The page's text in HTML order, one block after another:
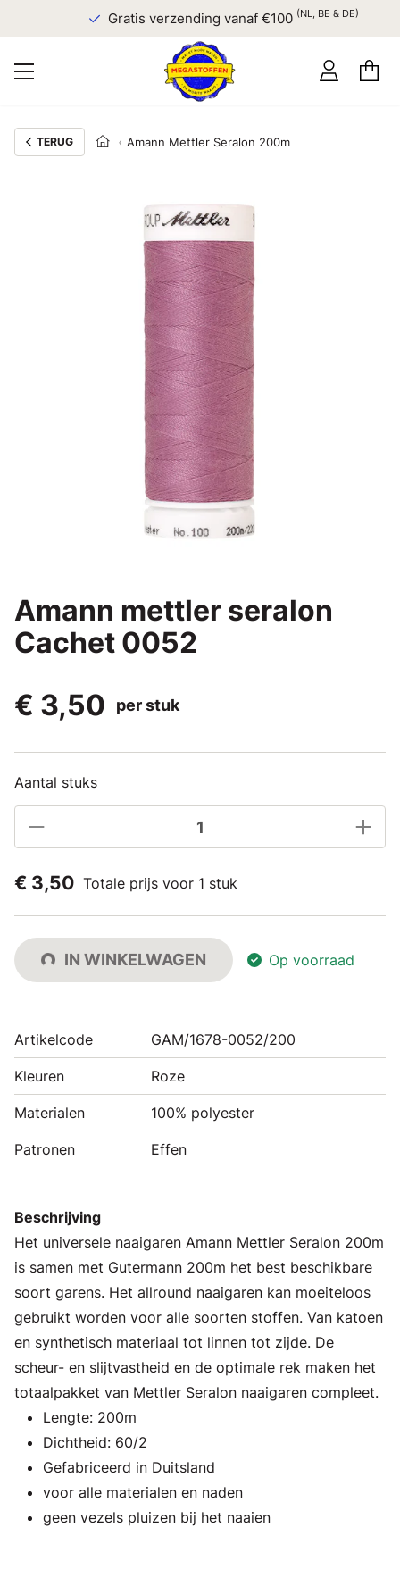
Gratis verzending vanaf €100(NL, BE & DE)
TERUG Amann Mettler Seralon 200m
Amann mettler seralon
Cachet 0052
€ 3,50
per stuk
Aantal stuks
€ 3,50 Totale prijs voor 1 stuk
IN WINKELWAGEN Op voorraad
Artikelcode GAM/1678-0052/200
Kleuren Roze
Materialen 100% polyester
Patronen Effen
Beschrijving
Het universele naaigaren Amann Mettler Seralon 200m
is samen met Gutermann 200m het best beschikbare
soort garens. Het allround naaigaren kan moeiteloos
gebruikt worden voor alle soorten stoffen. Van katoen
en synthetisch materiaal tot linnen tot zijde. De
scheur- en slijtvastheid en de optimale rek maken het
totaalpakket van Mettler Seralon naaigaren compleet.
Lengte: 200m
Dichtheid: 60/2
Gefabriceerd in Duitsland
voor alle materialen en naden
geen vezels pluizen bij het naaien